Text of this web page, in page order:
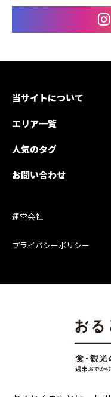
当サイトについて
エリア一覧
人気のタグ
お問い合わせ
運営会社
プライバシーポリシー